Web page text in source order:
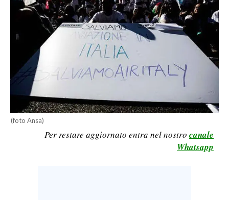
MONDO
ECONOMIA
SERVIZI ALLE IMPRESE
LAVORO
BANDI
SPORT IN SARDEGNA
(foto Ansa)
Per restare aggiornato entra nel nostro canale
Whatsapp